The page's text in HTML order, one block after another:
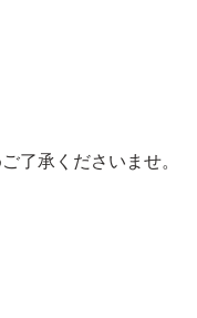
了承くださいませ。